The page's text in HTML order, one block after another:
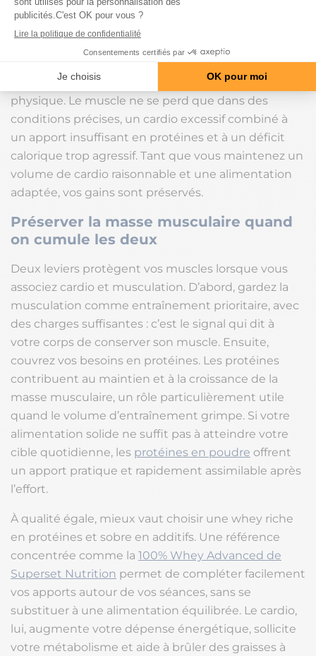
Bien dosé, le cardio ne fait pas fondre vos muscles : il
peut même soutenir votre progression en
améliorant votre récupération et votre condition
physique. Le muscle ne se perd que dans des
conditions précises, un cardio excessif combiné à
un apport insuffisant en protéines et à un déficit
calorique trop agressif. Tant que vous maintenez un
volume de cardio raisonnable et une alimentation
adaptée, vos gains sont préservés.
Préserver la masse musculaire quand
on cumule les deux
Deux leviers protègent vos muscles lorsque vous
associez cardio et musculation. D’abord, gardez la
musculation comme entraînement prioritaire, avec
des charges suffisantes : c’est le signal qui dit à
votre corps de conserver son muscle. Ensuite,
couvrez vos besoins en protéines. Les protéines
contribuent au maintien et à la croissance de la
masse musculaire, un rôle particulièrement utile
quand le volume d’entraînement grimpe. Si votre
alimentation solide ne suffit pas à atteindre votre
cible quotidienne, les protéines en poudre offrent
un apport pratique et rapidement assimilable après
l’effort.
À qualité égale, mieux vaut choisir une whey riche
en protéines et sobre en additifs. Une référence
concentrée comme la 100% Whey Advanced de
Superset Nutrition permet de compléter facilement
vos apports autour de vos séances, sans se
substituer à une alimentation équilibrée. Le cardio,
lui, augmente votre dépense énergétique, sollicite
votre métabolisme et aide à brûler des graisses à